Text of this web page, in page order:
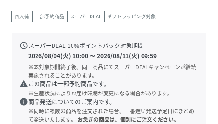
再入荷 一部予約商品 スーパーDEAL ギフトラッピング対象
scheduleスーパーDEAL 10%ポイントバック対象期間
2026/08/04(火) 10:00〜2026/08/11(火) 09:59
※本対象期間終了後、同一商品にてスーパーDEALキャンペーンが継続
実施されることがあります。
warning この商品は一部予約商品です。
※生産状況によりお届け時期が変更になる場合があります。
info商品発送についてのご案内です。
※同時に複数の商品を注文された場合、一番遅い発送予定日にまとめ
て発送いたします。
お急ぎの商品は、個別にご注文ください。